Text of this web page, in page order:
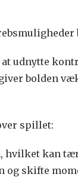
udnytte
bolden
spillet:
hvilket kan
og skifte